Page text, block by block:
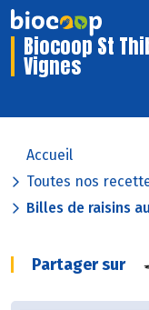
Biocoop St
Vignes
Accueil
Toutes nos
Billes de raisins
Partager sur